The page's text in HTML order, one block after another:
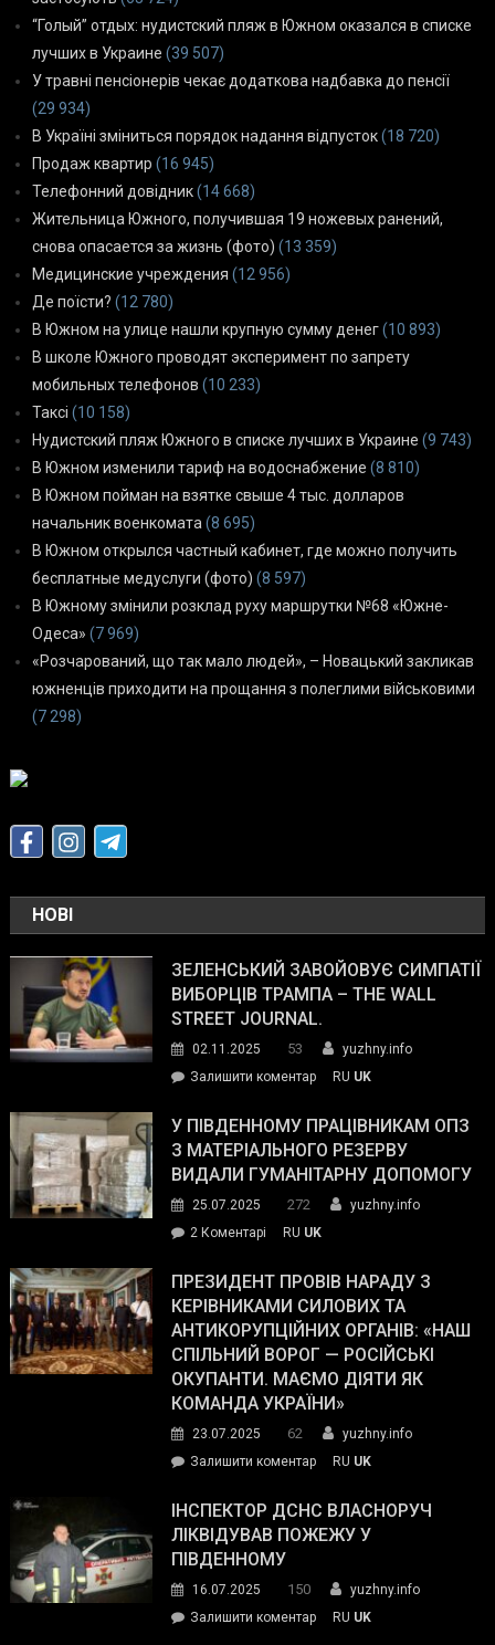
“Голый” отдых: нудистский пляж в Южном оказался в списке
лучших в Украине (39 507)
У травні пенсіонерів чекає додаткова надбавка до пенсії
(29 934)
В Україні зміниться порядок надання відпусток(18 720)
Продаж квартир (16 945)
Телефонний довідник(14 668)
Жительница Южного, получившая 19 ножевых ранений,
снова опасается за жизнь (фото) (13 359)
Медицинские учреждения (12 956)
Де поїсти? (12 780)
В Южном на улице нашли крупную сумму денег(10 893)
В школе Южного проводят эксперимент по запрету
мобильных телефонов (10 233)
Таксі (10 158)
Нудистский пляж Южного в списке лучших в Украине (9 743)
В Южном изменили тариф на водоснабжение (8 810)
В Южном пойман на взятке свыше 4 тыс. долларов
начальник военкомата (8 695)
В Южном открылся частный кабинет, где можно получить
бесплатные медуслуги (фото) (8 597)
В Южному змінили розклад руху маршрутки №68 «Южне-
Одеса» (7 969)
«Розчарований, що так мало людей», – Новацький закликав
южненців приходити на прощання з полеглими військовими
(7 298)
НОВІ
ЗЕЛЕНСЬКИЙ ЗАВОЙОВУЄ СИМПАТІЇ
ВИБОРЦІВ ТРАМПА – THE WALL
STREET JOURNAL.
02.11.2025 53
yuzhny.info
Залишити коментарon
завойовує
симпатії
виборців
The
Street
Journal.
RU UK
У ПІВДЕННОМУ ПРАЦІВНИКАМ ОПЗ
З МАТЕРІАЛЬНОГО РЕЗЕРВУ
ВИДАЛИ ГУМАНІТАРНУ ДОПОМОГУ
25.07.2025 272
yuzhny.info
2 Коментарі
Південному
працівникам
ОПЗ
з
матеріального
резерву
гуманітарну
допомогу
RU UK
ПРЕЗИДЕНТ ПРОВІВ НАРАДУ З
КЕРІВНИКАМИ СИЛОВИХ ТА
АНТИКОРУПЦІЙНИХ ОРГАНІВ: «НАШ
СПІЛЬНИЙ ВОРОГ — РОСІЙСЬКІ
ОКУПАНТИ. МАЄМО ДІЯТИ ЯК
КОМАНДА УКРАЇНИ»
23.07.2025 62
yuzhny.info
Залишити коментарon
провів
нараду
силових
та
RU UK
ІНСПЕКТОР ДСНС ВЛАСНОРУЧ
ЛІКВІДУВАВ ПОЖЕЖУ У
ПІВДЕННОМУ
16.07.2025 150
yuzhny.info
Залишити коментарon
RU UK